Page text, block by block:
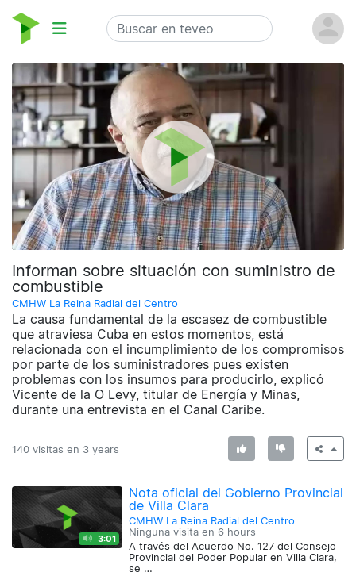
Informan sobre situación con suministro de
combustible
CMHW La Reina Radial del Centro
La causa fundamental de la escasez de combustible
que atraviesa Cuba en estos momentos, está
relacionada con el incumplimiento de los compromisos
por parte de los suministradores pues existen
problemas con los insumos para producirlo, explicó
Vicente de la O Levy, titular de Energía y Minas,
durante una entrevista en el Canal Caribe.
140 visitas en 3 years
3:01
Nota oficial del Gobierno Provincial
de Villa Clara
CMHW La Reina Radial del Centro
Ninguna visita en 6 hours
A través del Acuerdo No. 127 del Consejo
Provincial del Poder Popular en Villa Clara,
se …